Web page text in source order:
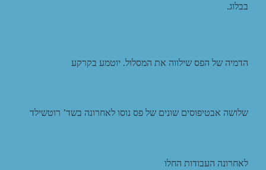
בבלוג.
הדמיה של הפס שילווה את המסלול. יוטמע בקרקע
שלושה אבטיפוסים שונים של פס נוסו לאחרונה בשד’ רוטשילד
לאחרונה העבודות החלו